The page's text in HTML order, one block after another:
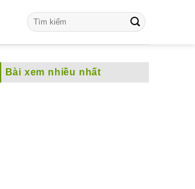
Bài xem nhiều nhất